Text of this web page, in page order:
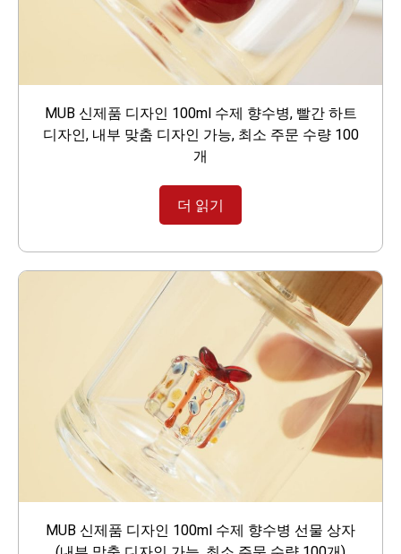
MUB 신제품 디자인 100ml 수제 향수병, 빨간 하트
디자인, 내부 맞춤 디자인 가능, 최소 주문 수량 100
개
더 읽기
MUB 신제품 디자인 100ml 수제 향수병 선물 상자